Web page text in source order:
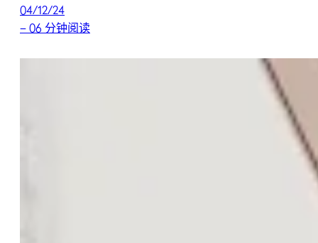
04/12/24
–06 分钟阅读